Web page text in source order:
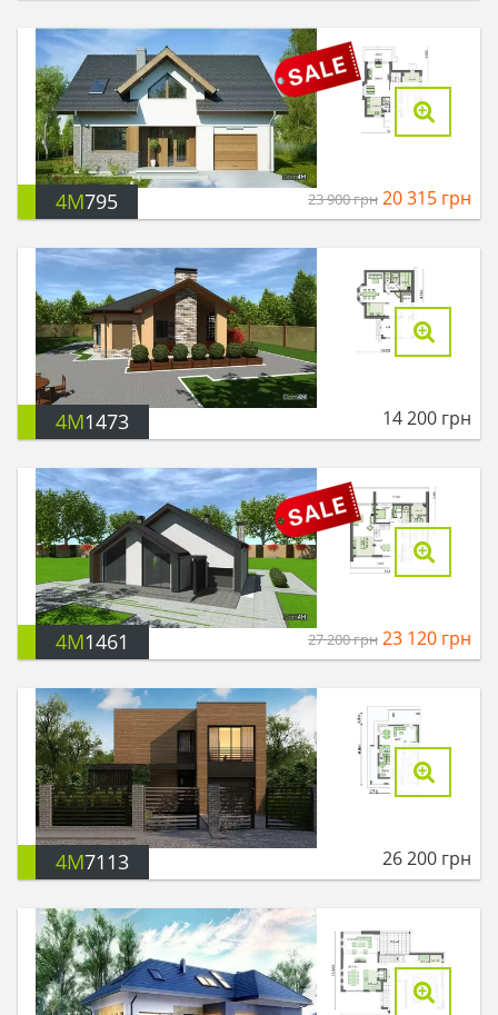
4M795 23 900грн 20 315 грн
4M1473 14 200 грн
4M1461 27 200грн 23 120 грн
4M7113 26 200 грн